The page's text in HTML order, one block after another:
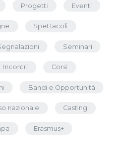
Progetti Eventi
Spettacoli
Seminari
Incontri Corsi
Bandi e Opportunità
nazionale Casting
Erasmus+